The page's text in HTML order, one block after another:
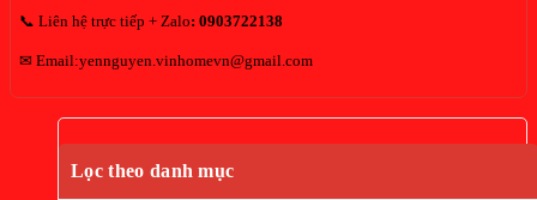
📞 Liên hệ trực tiếp + Zalo: 0903722138
✉ Email:yennguyen.vinhomevn@gmail.com
Lọc theo danh mục